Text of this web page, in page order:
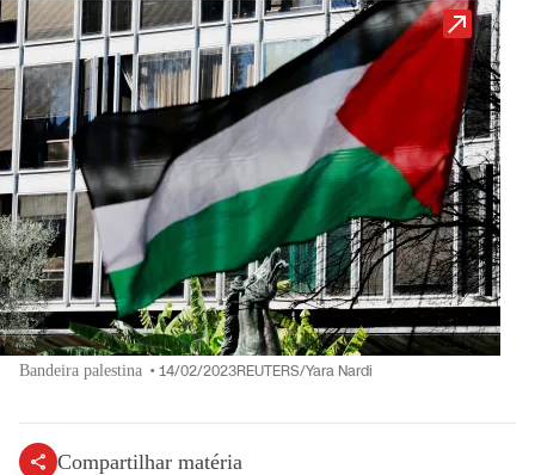
Bandeira palestina •14/02/2023REUTERS/Yara Nardi
Compartilhar matéria